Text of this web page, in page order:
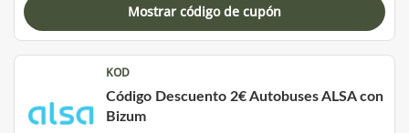
Mostrar código de cupón
KOD
Código Descuento 2€ Autobuses ALSA con
Bizum